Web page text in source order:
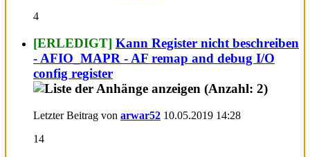
4
[ERLEDIGT] Kann Register nicht beschreiben
- AFIO_MAPR - AF remap and debug I/O
config register
Letzter Beitrag von arwar52 10.05.2019 14:28
14